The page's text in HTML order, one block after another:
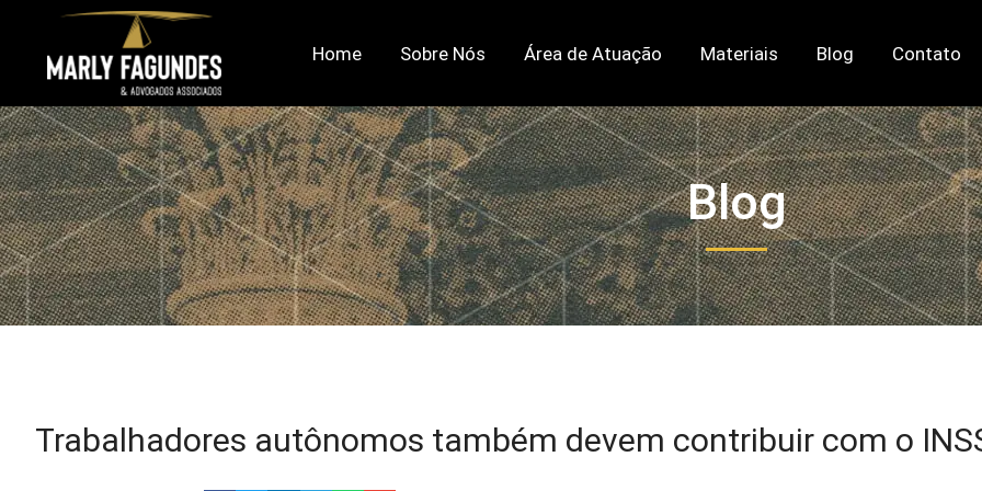
Home Sobre Nós Área de Atuação Materiais Blog Contato
Blog
Trabalhadores autônomos também devem contribuir com o